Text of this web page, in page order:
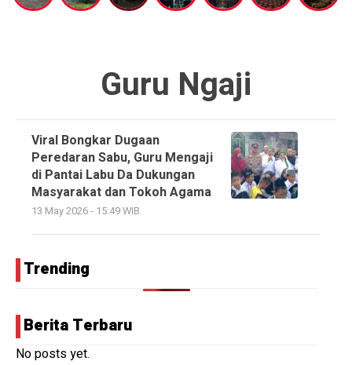
Guru Ngaji
Viral Bongkar Dugaan
Peredaran Sabu, Guru Mengaji
di Pantai Labu Da Dukungan
Masyarakat dan Tokoh Agama
13 May 2026 - 15:49 WIB
Trending
Berita Terbaru
No posts yet.